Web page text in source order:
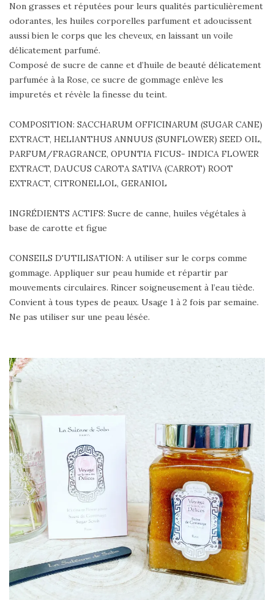
Non grasses et réputées pour leurs qualités particulièrement
odorantes, les huiles corporelles parfument et adoucissent
aussi bien le corps que les cheveux, en laissant un voile
délicatement parfumé.
Composé de sucre de canne et d’huile de beauté délicatement
parfumée à la Rose, ce sucre de gommage enlève les
impuretés et révèle la finesse du teint.
COMPOSITION: SACCHARUM OFFICINARUM (SUGAR CANE)
EXTRACT, HELIANTHUS ANNUUS (SUNFLOWER) SEED OIL,
PARFUM/FRAGRANCE, OPUNTIA FICUS- INDICA FLOWER
EXTRACT, DAUCUS CAROTA SATIVA (CARROT) ROOT
EXTRACT, CITRONELLOL, GERANIOL
INGRÉDIENTS ACTIFS: Sucre de canne, huiles végétales à
base de carotte et figue
CONSEILS D'UTILISATION: A utiliser sur le corps comme
gommage. Appliquer sur peau humide et répartir par
mouvements circulaires. Rincer soigneusement à l’eau tiède.
Convient à tous types de peaux. Usage 1 à 2 fois par semaine.
Ne pas utiliser sur une peau lésée.